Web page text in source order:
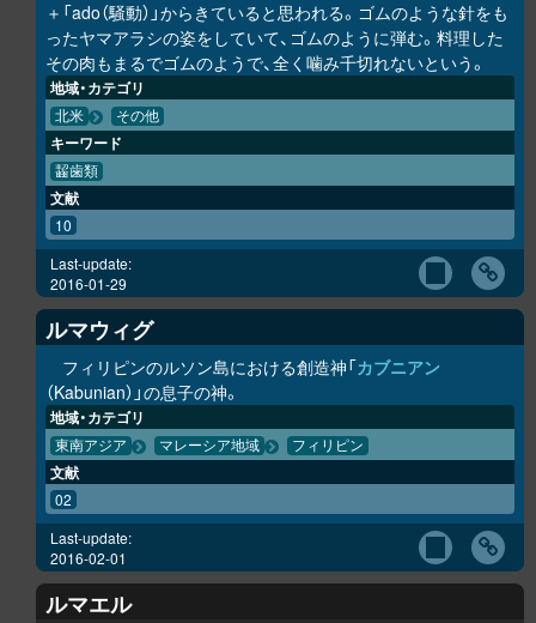
＋「ado（騒動）」からきていると思われる。ゴムのような針をも
ったヤマアラシの姿をしていて、ゴムのように弾む。料理した
その肉もまるでゴムのようで、全く噛み千切れないという。
地域・カテゴリ
北米 その他
キーワード
齧歯類
文献
10
Last-update:
2016-01-29
ルマウィグ
フィリピンのルソン島における創造神「カブニアン
（Kabunian）」の息子の神。
地域・カテゴリ
東南アジア マレーシア地域 フィリピン
文献
02
Last-update:
2016-02-01
ルマエル